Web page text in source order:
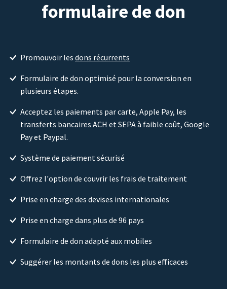
formulaire de don
Promouvoir les dons récurrents
Formulaire de don optimisé pour la conversion en
plusieurs étapes.
Acceptez les paiements par carte, Apple Pay, les
transferts bancaires ACH et SEPA à faible coût, Google
Pay et Paypal.
Système de paiement sécurisé
Offrez l'option de couvrir les frais de traitement
Prise en charge des devises internationales
Prise en charge dans plus de 96 pays
Formulaire de don adapté aux mobiles
Suggérer les montants de dons les plus efficaces